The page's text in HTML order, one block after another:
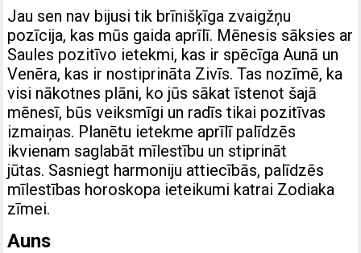
Jau sen nav bijusi tik brīnišķīga zvaigžņu
pozīcija, kas mūs gaida aprīlī. Mēnesis sāksies ar
Saules pozitīvo ietekmi, kas ir spēcīga Aunā un
Venēra, kas ir nostiprināta Zivīs. Tas nozīmē, ka
visi nākotnes plāni, ko jūs sākat īstenot šajā
mēnesī, būs veiksmīgi un radīs tikai pozitīvas
izmaiņas. Planētu ietekme aprīlī palīdzēs
ikvienam saglabāt mīlestību un stiprināt
jūtas. Sasniegt harmoniju attiecībās, palīdzēs
mīlestības horoskopa ieteikumi katrai Zodiaka
zīmei.
Auns